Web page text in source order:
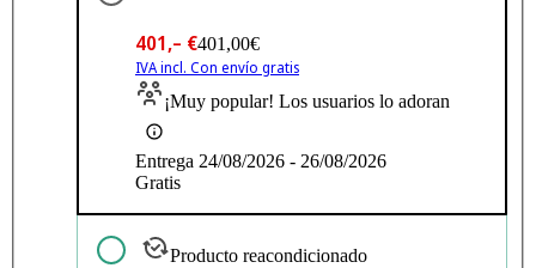
401,– €401,00€
IVA incl. Con envío gratis
¡Muy popular! Los usuarios lo adoran
Entrega 24/08/2026 - 26/08/2026
Gratis
Producto reacondicionado